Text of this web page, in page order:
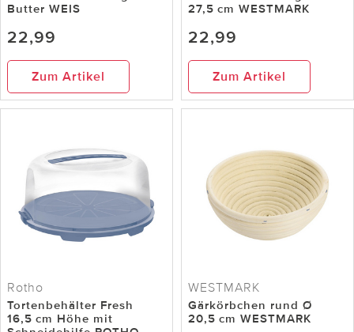
Butter WEIS
22,99
Zum Artikel
27,5 cm WESTMARK
22,99
Zum Artikel
Rotho
Tortenbehälter Fresh
16,5 cm Höhe mit
WESTMARK
Gärkörbchen rund Ø
20,5 cm WESTMARK